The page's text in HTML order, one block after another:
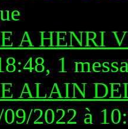
A HENRI
1
ALAIN
2022 à